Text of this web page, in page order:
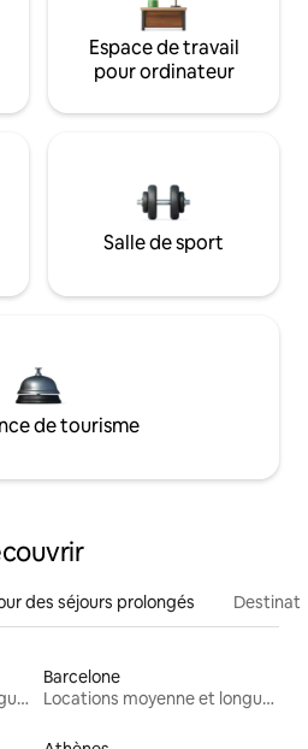
Espace de travail
pour ordinateur
Salle de sport
de tourisme
des séjours prolongés
Locations moyenne et longue durée
Barcelone
Locations moyenne et longue durée